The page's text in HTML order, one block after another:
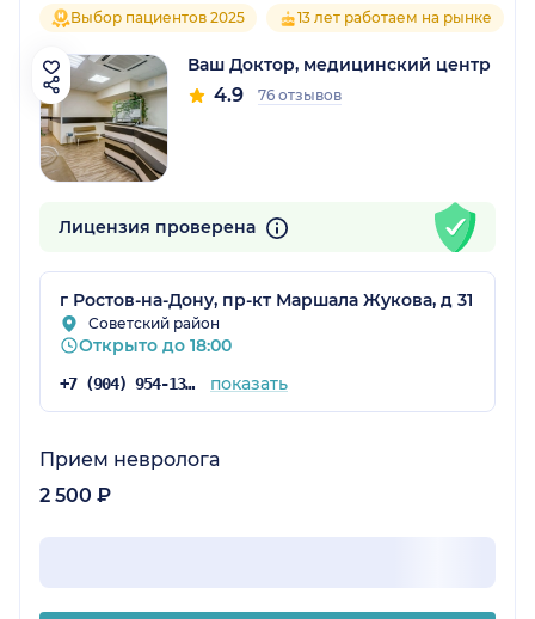
Выбор пациентов 2025 13 лет работаем на рынке
Ваш Доктор, медицинский центр
4.9 76 отзывов
Лицензия проверена
г Ростов-на-Дону, пр-кт Маршала Жукова, д 31
Советский район
Открыто до 18:00
+7 (904) 954-13-91 показать
Прием невролога
2 500 ₽